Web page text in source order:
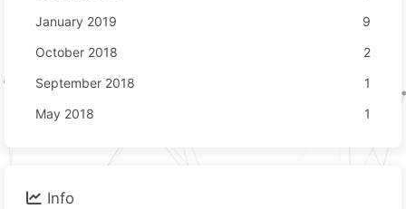
January 2019
9
October 2018
2
September 2018
1
May 2018
1
Info